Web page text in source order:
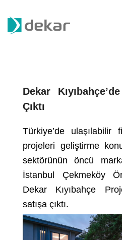
Dekar
Çıktı
Türkiye’de
projeleri geliştirme
sektörünün öncü
İstanbul Çekmeköy
Dekar Kıyıbahçe
satışa çıktı.